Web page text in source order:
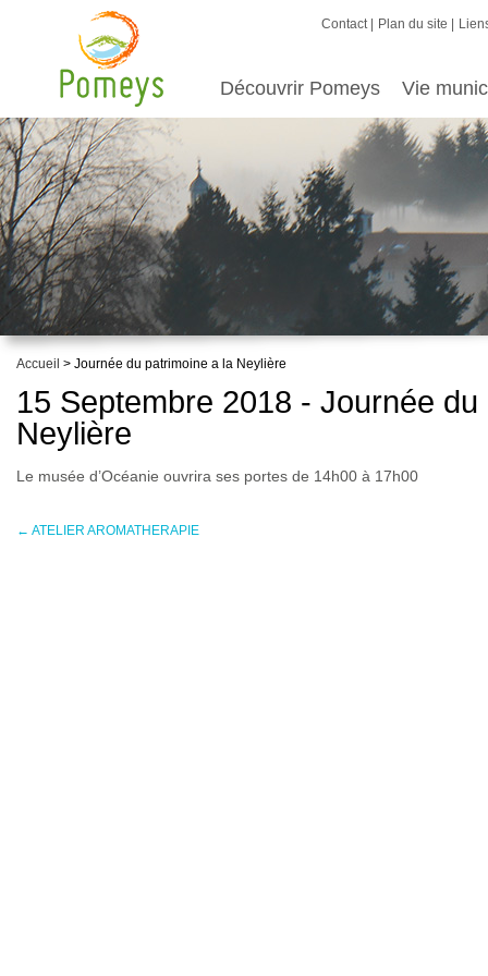
Contact Plan du site
Découvrir Pomeys Vie
Accueil > Journée du patrimoine a la Neylière
15 Septembre 2018 - Journée
Neylière
Le musée d’Océanie ouvrira ses portes de 14h00 à 17h00
← ATELIER AROMATHERAPIE